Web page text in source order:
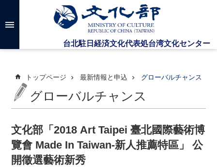
メインのコンテンツブロックにジャンプします
高
検
台
文
化
セ
ン
タ
トップページ 最新情報と申込 グローバルチャンス
グローバルチャンス
文化部「2018 Art Taipei 臺北國際藝術博
覽會 Made In Taiwan-新人推薦特區」 公
開徵選藝術新秀